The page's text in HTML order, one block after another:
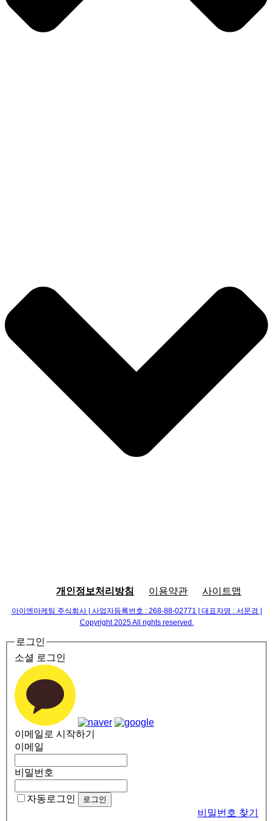
개인정보처리방침 이용약관 사이트맵
아이엔마케팅 주식회사 | 사업자등록번호 : 268-88-02771 | 대표자명 : 서문경 |
Copyright 2025 All rights reserved.
로그인
소셜 로그인
이메일로 시작하기
이메일
비밀번호
자동로그인
비밀번호 찾기